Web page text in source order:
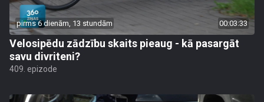
pirms 6 dienām, 13 stundām 00:03:33
Velosipēdu zādzību skaits pieaug - kā pasargāt
savu divriteni?
409. epizode